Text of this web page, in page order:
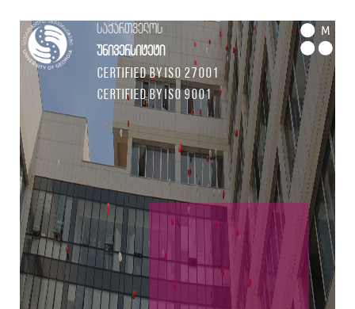
საქართველოს
უნივერსიტეტი
Certified by ISO 27001
Certified by ISO 9001
M